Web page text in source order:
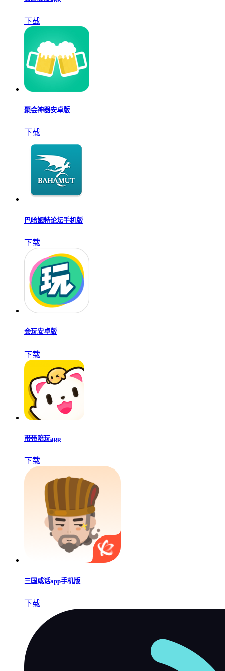
下载
聚会神器安卓版
下载
巴哈姆特论坛手机版
下载
会玩安卓版
下载
带带陪玩app
下载
三国咸话app手机版
下载